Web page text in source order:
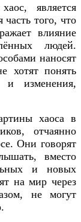
является
того, что
влияние
людей.
наносят
хотят понять
и изменения,
хаоса в
отчаянно
Они говорят
вместо
и новых
на мир через
не могут